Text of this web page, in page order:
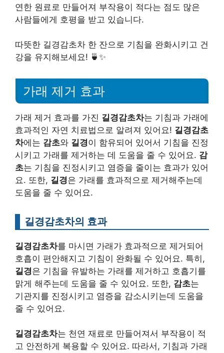
연한 원료로 만들어져 부작용이 적다는 점도 많은
사람들에게 호평을 받고 있습니다.
따뜻한 길경감초차 한 잔으로 기침을 완화시키고 건
강을 유지해보세요! 🍵✨
가래 제거 효과
가래 제거 효과를 가진 길경감초차는 기침과 가래에
효과적인 자연 치료법으로 알려져 있어요! 길경감초
차에는 감초와 길경이 함유되어 있어서 기침을 진정
시키고 가래를 제거하는 데 도움을 줄 수 있어요. 감
초는 기침을 진정시키고 염증을 줄이는 효과가 있어
요. 또한, 길경은 가래를 효과적으로 제거해주는데
도움을 줄 수 있어요.
길경감초차의 효과
길경감초차를 마시면 가래가 효과적으로 제거되어
호흡이 편안해지고 기침이 완화될 수 있어요. 특히,
길경은 기침을 유발하는 가래를 제거하고 호흡기를
맑게 해주는데 도움을 줄 수 있어요. 또한, 감초는
기관지를 진정시키고 염증을 감소시키는데 도움을
줄 수 있어요.
길경감초차는 천연 재료로 만들어져서 부작용이 적
고 안전하게 복용할 수 있어요. 따라서, 기침과 가래